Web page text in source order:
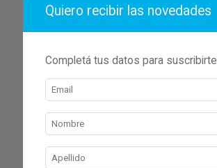
Quiero recibir las novedades
Completá tus datos para suscribirte